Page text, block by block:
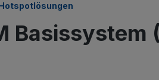
Basissystem